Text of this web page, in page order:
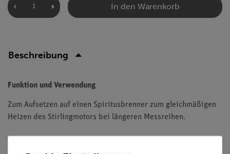
In den Warenkorb
Beschreibung
Funktion und Verwendung
Zum Aufsetzen auf einen Spiritusbrenner zum gleichmäßigen
Heizen des Stirlingmotors bei längeren Messreihen.